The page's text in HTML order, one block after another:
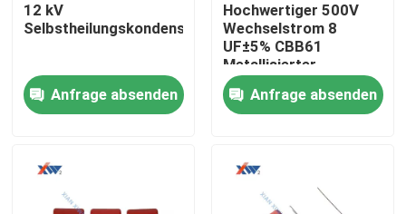
Haus
VR Show
12 kV
Selbstheilungskondensator
Anfrage absenden
Hochwertiger 500V
Wechselstrom 8
UF±5% CBB61
Metallisierter
Polypropylenfilm-
Dielektrickondensator
Anfrage absenden